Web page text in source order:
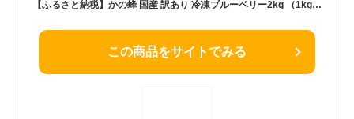
【ふるさと納税】かの蜂 国産 訳あり 冷凍ブルーベリー2kg （1kg×2袋） 八女市産 ブルーベリー｜冷凍フルーツ スムージー ヨーグルト ジャム作り 訳アリ 果物 大容量
この商品をサイトでみる